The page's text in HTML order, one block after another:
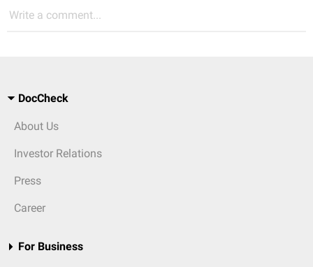
Write a comment...
DocCheck
About Us
Investor Relations
Press
Career
For Business